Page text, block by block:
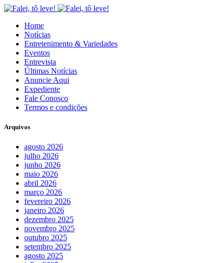
Home
Notícias
Entretenimento & Variedades
Eventos
Entrevista
Últimas Notícias
Anuncie Aqui
Expediente
Fale Conosco
Termos e condições
Arquivos
agosto 2026
julho 2026
junho 2026
maio 2026
abril 2026
março 2026
fevereiro 2026
janeiro 2026
dezembro 2025
novembro 2025
outubro 2025
setembro 2025
agosto 2025